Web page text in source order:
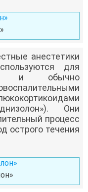
анестетики
для
и обычно
Они
процесс
острого течения